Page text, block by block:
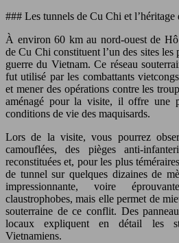
### Les tunnels de Cu Chi et
À environ 60 km au nord-ouest de
de Cu Chi constituent l’un des sites les
guerre du Vietnam. Ce réseau
fut utilisé par les combattants
et mener des opérations contre les
aménagé pour la visite, il offre une
conditions de vie des maquisards.
Lors de la visite, vous pourrez
camouflées, des pièges anti-
reconstituées et, pour les plus
de tunnel sur quelques dizaines de
impressionnante, voire
claustrophobes, mais elle permet de
souterraine de ce conflit. Des
locaux expliquent en détail les
Vietnamiens.